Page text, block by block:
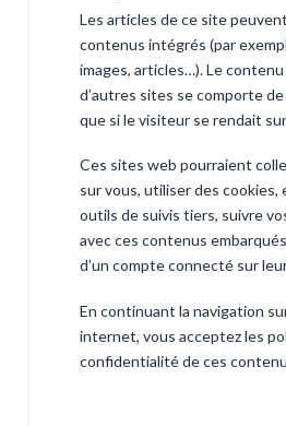
Les articles de ce site
contenus intégrés (par
images, articles…). Le
d’autres sites se comporte de
que si le visiteur se rendait
Ces sites web pourraient
sur vous, utiliser des cookies,
outils de suivis tiers, suivre
avec ces contenus
d’un compte connecté sur
En continuant la navigation
internet, vous acceptez les
confidentialité de ces